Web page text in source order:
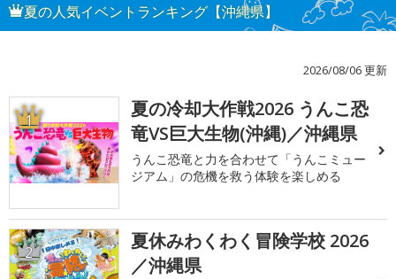
夏の人気イベントランキング【沖縄県】
2026/08/06 更新
1
夏の冷却大作戦2026 うんこ恐
竜VS巨大生物(沖縄)／沖縄県
うんこ恐竜と力を合わせて「うんこミュー
ジアム」の危機を救う体験を楽しめる
2
夏休みわくわく冒険学校 2026
／沖縄県